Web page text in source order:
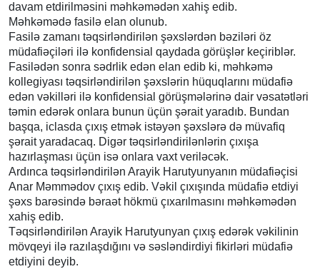
davam etdirilməsini məhkəmədən xahiş edib.
Məhkəmədə fasilə elan olunub.
Fasilə zamanı təqsirləndirilən şəxslərdən bəziləri öz
müdafiəçiləri ilə konfidensial qaydada görüşlər keçiriblər.
Fasilədən sonra sədrlik edən elan edib ki, məhkəmə
kollegiyası təqsirləndirilən şəxslərin hüquqlarını müdafiə
edən vəkilləri ilə konfidensial görüşmələrinə dair vəsatətləri
təmin edərək onlara bunun üçün şərait yaradıb. Bundan
başqa, iclasda çıxış etmək istəyən şəxslərə də müvafiq
şərait yaradacaq. Digər təqsirləndirilənlərin çıxışa
hazırlaşması üçün isə onlara vaxt veriləcək.
Ardınca təqsirləndirilən Arayik Harutyunyanın müdafiəçisi
Anar Məmmədov çıxış edib. Vəkil çıxışında müdafiə etdiyi
şəxs barəsində bəraət hökmü çıxarılmasını məhkəmədən
xahiş edib.
Təqsirləndirilən Arayik Harutyunyan çıxış edərək vəkilinin
mövqeyi ilə razılaşdığını və səsləndirdiyi fikirləri müdafiə
etdiyini deyib.